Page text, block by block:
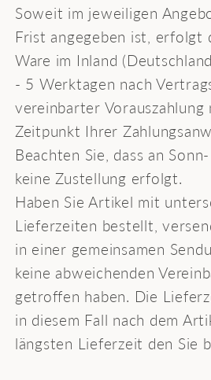
Soweit im jeweiligen
Frist angegeben ist, erfolgt
Ware im Inland
- 5 Werktagen nach
vereinbarter Vorauszahlung
Zeitpunkt Ihrer
Beachten Sie, dass an
keine Zustellung erfolgt.
Haben Sie Artikel mit
Lieferzeiten bestellt,
in einer gemeinsamen
keine abweichenden
getroffen haben. Die
in diesem Fall nach dem
längsten Lieferzeit den Sie